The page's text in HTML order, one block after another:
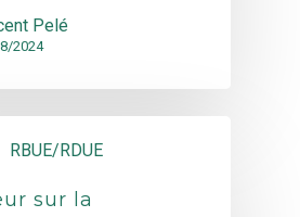
Pelé
2024
RBUE/RDUE
sur la